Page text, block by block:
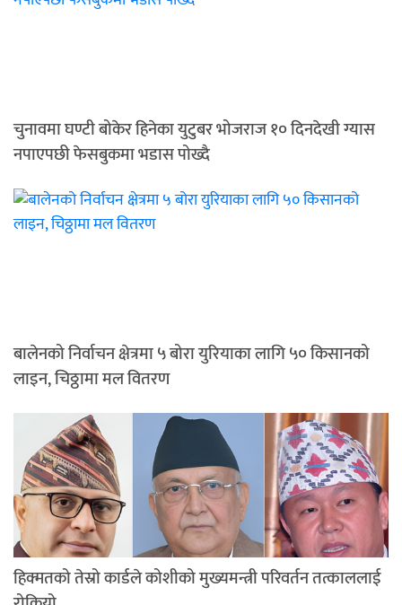
चुनावमा घण्टी बोकेर हिनेका युटुबर भोजराज १० दिनदेखी ग्यास
नपाएपछी फेसबुकमा भडास पोख्दै
बालेनको निर्वाचन क्षेत्रमा ५ बोरा युरियाका लागि ५० किसानको
लाइन, चिठ्ठामा मल वितरण
हिक्मतको तेस्रो कार्डले कोशीको मुख्यमन्त्री परिवर्तन तत्काललाई